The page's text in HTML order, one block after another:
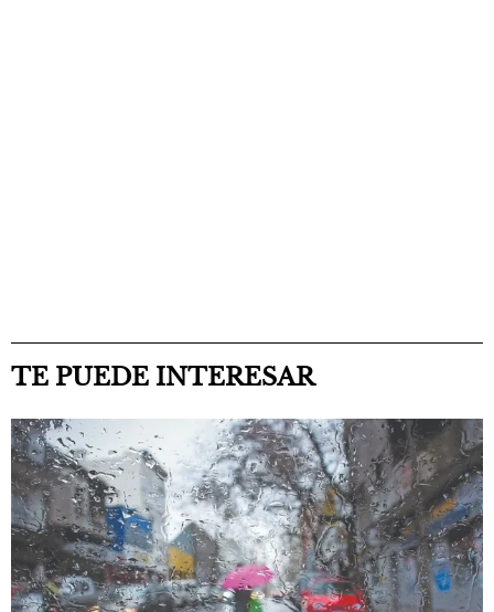
TE PUEDE INTERESAR